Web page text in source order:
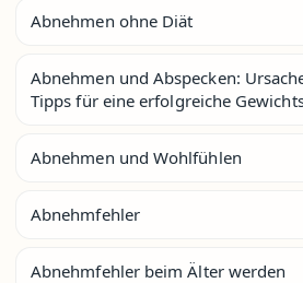
Abnehmen ohne Diät
Abnehmen und Abspecken:
Tipps für eine erfolgreiche
Abnehmen und Wohlfühlen
Abnehmfehler
Abnehmfehler beim Älter werden